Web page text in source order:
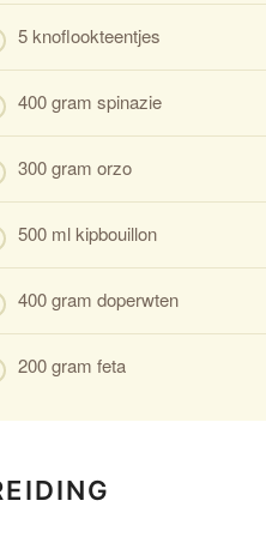
5 knoflookteentjes
400 gram spinazie
300 gram orzo
500 ml kipbouillon
400 gram doperwten
200 gram feta